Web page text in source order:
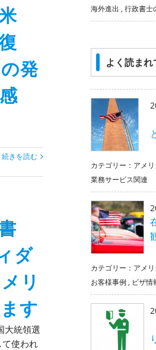
発
続きを読む
ダ
リ
す
大統領選
使われ
海外進出 ,行政書士
よく読ま
カテゴリー： アメ
業務サービス関連
カテゴリー： アメリ
お客様事例 , ビザ情